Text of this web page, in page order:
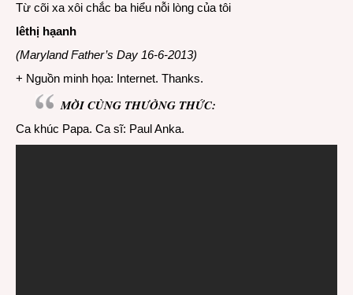
Từ cõi xa xôi chắc ba hiểu nỗi lòng của tôi
lêthị hạanh
(Maryland Father’s Day 16-6-2013)
+ Nguồn minh họa: Internet. Thanks.
MỜI CÙNG THƯỞNG THỨC:
Ca khúc Papa. Ca sĩ: Paul Anka.